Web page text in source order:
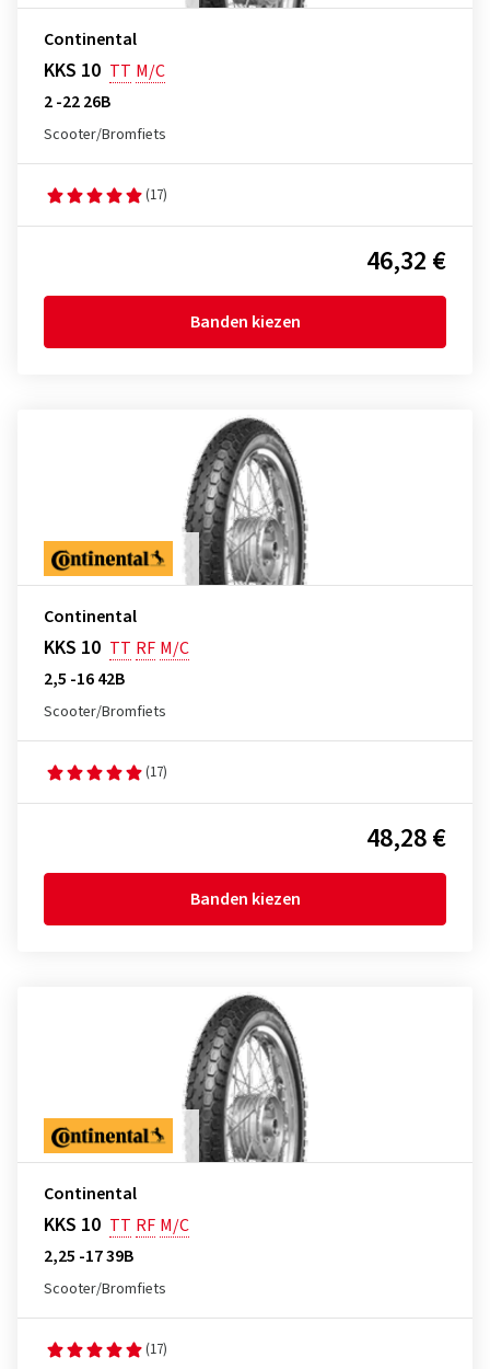
Continental
KKS 10 TT M/C
2 -22 26B
Scooter/Bromfiets
(17)
46,32 €
Banden kiezen
Continental
KKS 10 TT RF M/C
2,5 -16 42B
Scooter/Bromfiets
(17)
48,28 €
Banden kiezen
Continental
KKS 10 TT RF M/C
2,25 -17 39B
Scooter/Bromfiets
(17)